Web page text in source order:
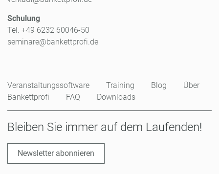
Schulung
Tel. +49 6232 60046-50
seminare@bankettprofi.de
Veranstaltungssoftware Training Blog
Über
Bankettprofi
FAQ Downloads
Bleiben Sie immer auf dem Laufenden!
Newsletter abonnieren